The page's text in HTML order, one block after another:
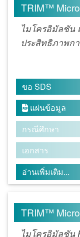
TRIM™
ไมโครอิมัลชัน
ประสิทธิภาพก
ขอ SDS
 แผ่นข้อมูล
กรณีศึกษา
เอกสาร
อ่านเพิ่มเติม...
TRIM™
ไมโครอิมัลชัน